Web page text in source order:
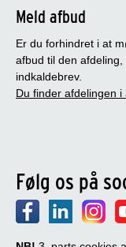
Meld afbud
Er du forhindret i at
afbud til den
indkaldebrev.
Du finder afdelingen
Følg os på